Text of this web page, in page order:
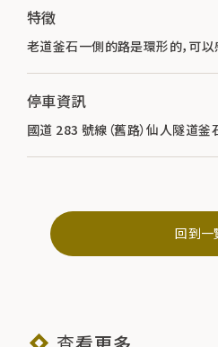
特徵
老道釜石一側的路是環形的，可以
停車資訊
國道 283 號線（舊路）仙人隧道
回到一